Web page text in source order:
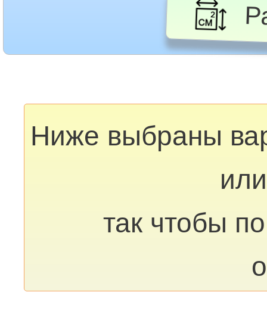
Ниже выбраны
так чтобы